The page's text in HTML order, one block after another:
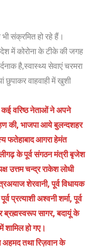
संक्रमित हो रहे हैं।
में कोरोना के टीके की जगह
है,स्वास्थ्य सेवाएं चरमरा
छुपाकर वाहवाही में खुशी
कई वरिष्ठ नेताओं ने अपने
की, भाजपा आये बुलन्दशहर
फतेहाबाद आगरा हेमंत
के पूर्व संगठन मंत्री बृजेश
उत्तम चन्द्र राकेश लोधी
शेरवानी, पूर्व विधायक
प्रत्याशी अश्वनी शर्मा, पूर्व
ब्रह्मस्वरूप सागर, बदायूं के
शामिल हो गए।
अहमद तथा रिज़वान के